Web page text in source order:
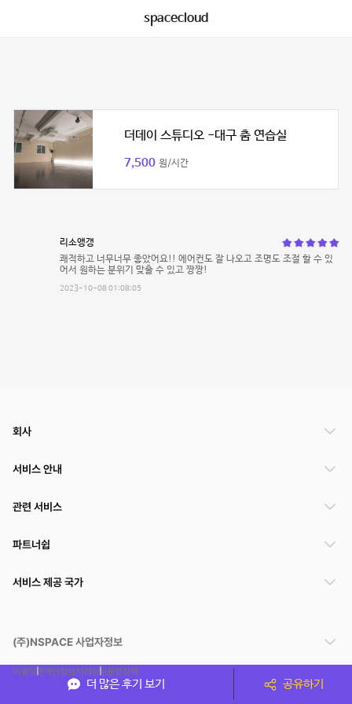
spacecloud
더데이 스튜디오 -대구 춤 연습실
7,500 원/시간
리소앵갱
쾌적하고 너무너무 좋았어요!! 에어컨도 잘 나오고 조명도 조절 할 수 있
어서 원하는 분위기 맞출 수 있고 짱짱!
2023-10-08 01:08:05
더 많은 후기 보기 공유하기
회사
서비스 안내
관련 서비스
파트너쉽
서비스 제공 국가
(주)NSPACE 사업자정보
이용약관개인정보처리방침운영정책
스페이스클라우드는 통신판매중개자이며 통신판매의 당사자가 아닙니다. 따라서 스페이스클